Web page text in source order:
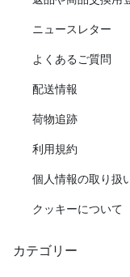
ニュースレター
よくあるご質問
配送情報
荷物追跡
利用規約
個人情報の取り扱
クッキーについて
カテゴリー